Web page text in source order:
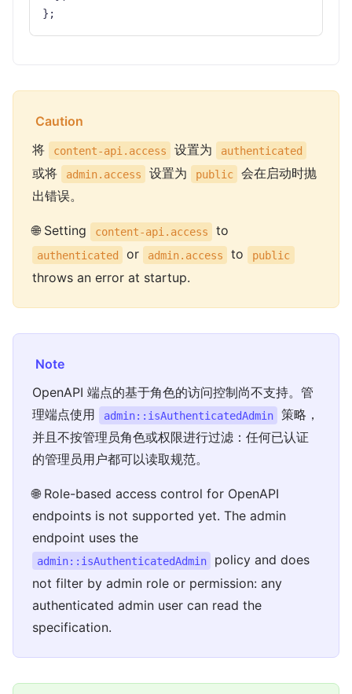
} ;
Caution
将
content-api.access 设置为 authenticated
或将 admin.access 设置为 public
会在启动时抛
出错误。
🌐 Setting content-api.access to
authenticated or admin.access to public
throws an error at startup.
Note
OpenAPI 端点的基于角色的访问控制尚不支持。管
理端点使用
admin::isAuthenticatedAdmin
策略，
并且不按管理员角色或权限进行过滤：任何已认证
的管理员用户都可以读取规范。
🌐 Role-based access control for OpenAPI
endpoints is not supported yet. The admin
endpoint uses the
admin::isAuthenticatedAdmin
policy and does
not filter by admin role or permission: any
authenticated admin user can read the
specification.